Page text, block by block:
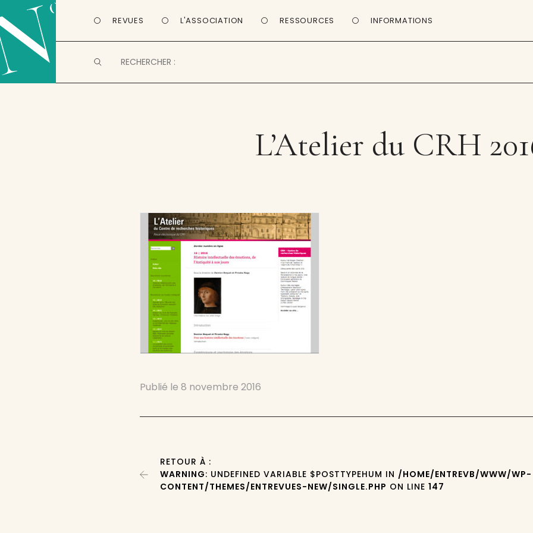
REVUES L'ASSOCIATION RESSOURCES INFORMATIONS
L’Atelier du CRH
Publié le8 novembre 2016
RETOUR À :
WARNING: UNDEFINED VARIABLE $POSTTYPEHUM IN /HOME/ENTREVB/WWW/WP-
CONTENT/THEMES/ENTREVUES-NEW/SINGLE.PHP ON LINE147